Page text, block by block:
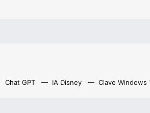
Chat GPT IA Disney Clave Windows